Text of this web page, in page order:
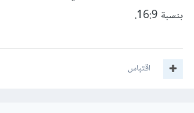
بنسبة 16:9.
اقتباس